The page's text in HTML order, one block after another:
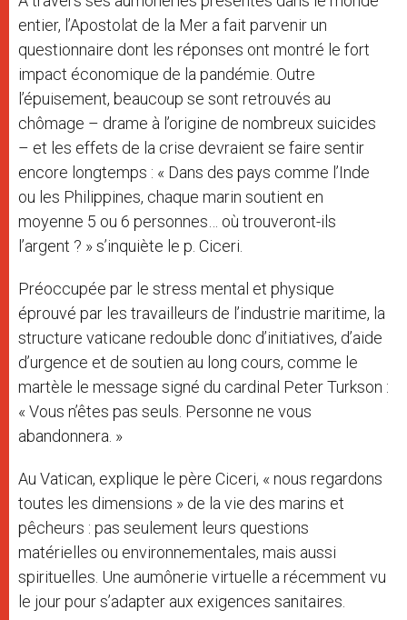
entier, l’Apostolat de la Mer a fait parvenir un
questionnaire dont les réponses ont montré le fort
impact économique de la pandémie. Outre
l’épuisement, beaucoup se sont retrouvés au
chômage – drame à l’origine de nombreux suicides
– et les effets de la crise devraient se faire sentir
encore longtemps : « Dans des pays comme l’Inde
ou les Philippines, chaque marin soutient en
moyenne 5 ou 6 personnes… où trouveront-ils
l’argent ? » s’inquiète le p. Ciceri.
Préoccupée par le stress mental et physique
éprouvé par les travailleurs de l’industrie maritime, la
structure vaticane redouble donc d’initiatives, d’aide
d’urgence et de soutien au long cours, comme le
martèle le message signé du cardinal Peter Turkson :
« Vous n’êtes pas seuls. Personne ne vous
abandonnera. »
Au Vatican, explique le père Ciceri, « nous regardons
toutes les dimensions » de la vie des marins et
pêcheurs : pas seulement leurs questions
matérielles ou environnementales, mais aussi
spirituelles. Une aumônerie virtuelle a récemment vu
le jour pour s’adapter aux exigences sanitaires.